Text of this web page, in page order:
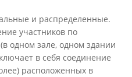
и распределенные.
участников по
одном зале, одном здании
в себя соединение
расположенных в